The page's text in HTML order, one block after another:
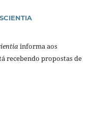
informa aos
recebendo propostas de